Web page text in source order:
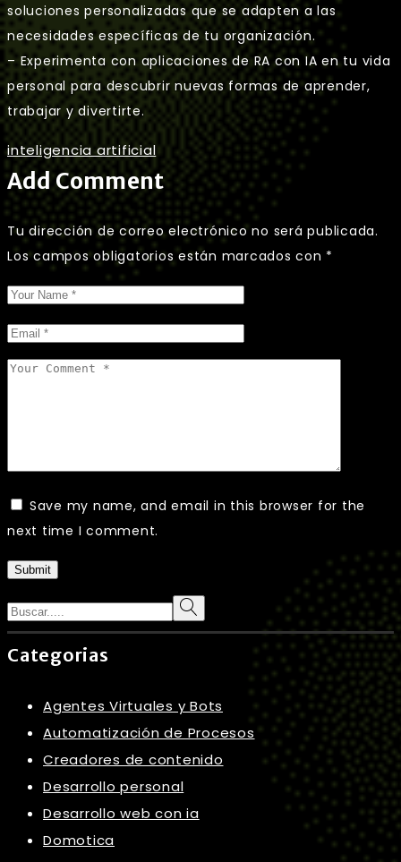
soluciones personalizadas que se adapten a las
necesidades específicas de tu organización.
– Experimenta con aplicaciones de RA con IA en tu vida
personal para descubrir nuevas formas de aprender,
trabajar y divertirte.
inteligencia artificial
Add Comment
Tu dirección de correo electrónico no será publicada.
Los campos obligatorios están marcados con *
Save my name, and email in this browser for the
next time I comment.
Submit
Search
Categorias
Agentes Virtuales y Bots
Automatización de Procesos
Creadores de contenido
Desarrollo personal
Desarrollo web con ia
Domotica